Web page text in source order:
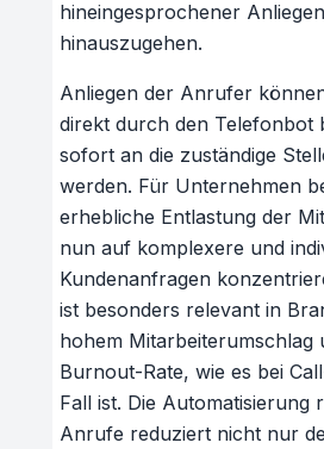
hineingesprochener Anliegen
hinauszugehen.
Anliegen der Anrufer
direkt durch den Telefonbot
sofort an die zuständige
werden. Für Unternehmen
erhebliche Entlastung der
nun auf komplexere und
Kundenanfragen
ist besonders relevant in
hohem Mitarbeiterumschlag
Burnout-Rate, wie es bei
Fall ist. Die Automatisierung
Anrufe reduziert nicht nur